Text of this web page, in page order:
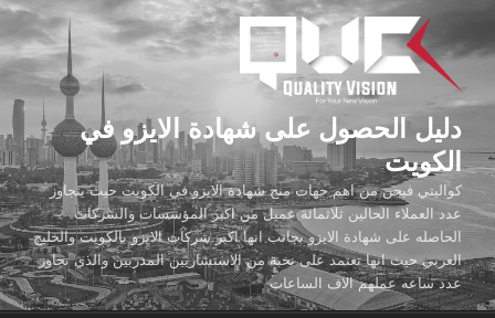
المحتوى
دليل الحصول على شهادة الايزو في
الكويت
كواليتي فيجن من اهم جهات منح شهادة الايزو في الكويت حيث يتجاوز
عدد العملاء الحالين ثلاثمائة عميل من اكبر المؤسسات والشركات
الحاصله على شهادة الايزو بجانب انها اكبر شركات الايزو بالكويت والخليج
العربي حيث انها تعتمد على نخبة من الاستشاريين المدربين والذي تجاوز
عدد ساعه عملهم الاف الساعات